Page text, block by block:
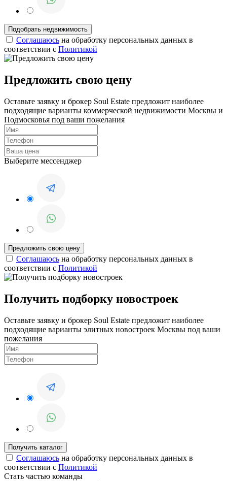
Соглашаюсь на обработку персональных данных в
соответствии с Политикой
Предложить свою цену
Оставьте заявку и брокер Soul Estate предложит наиболее
подходящие варианты коммерческой недвижимости Москвы и
Подмосковья под ваши пожелания
Выберите мессенджер
Соглашаюсь на обработку персональных данных в
соответствии с Политикой
Получить подборку новостроек
Оставьте заявку и брокер Soul Estate предложит наиболее
подходящие варианты элитных новостроек Москвы под ваши
пожелания
Соглашаюсь на обработку персональных данных в
соответствии с Политикой
Стать частью команды